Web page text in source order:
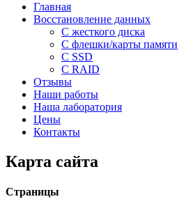
Главная
Восстановление данных
С жесткого диска
С флешки/карты памяти
С SSD
С RAID
Отзывы
Наши работы
Наша лаборатория
Цены
Контакты
Карта сайта
Страницы